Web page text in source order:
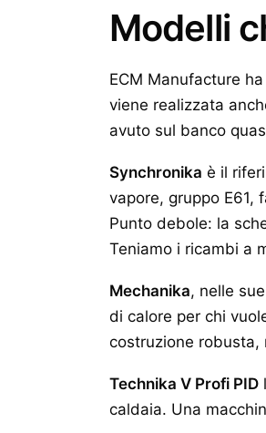
Modelli
ECM Manufacture
viene realizzata
avuto sul banco
Synchronika è il
vapore, gruppo E61,
Punto debole: la
Teniamo i ricambi a
Mechanika, nelle
di calore per chi
costruzione robusta,
Technika V Profi PID
caldaia. Una